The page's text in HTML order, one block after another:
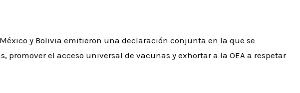
México y Bolivia emitieron una declaración conjunta en la que se
promover el acceso universal de vacunas y exhortar a la OEA a respetar